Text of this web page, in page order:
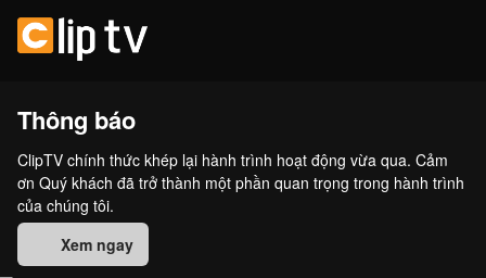
Thông báo
ClipTV chính thức khép lại hành trình hoạt động vừa qua. Cảm
ơn Quý khách đã trở thành một phần quan trọng trong hành trình
của chúng tôi.
Xem ngay